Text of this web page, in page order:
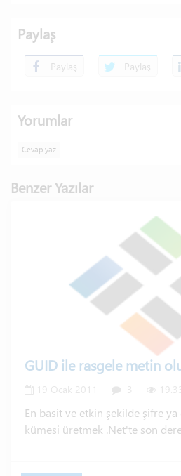
Paylaş
Paylaş Paylaş
Yorumlar
Cevap yaz
Benzer Yazılar
GUID ile rasgele metin
19 Ocak 2011 3
En basit ve etkin şekilde şifre
kümesi üretmek .Net'te son